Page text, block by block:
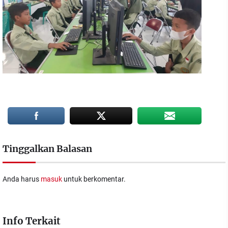
Tinggalkan Balasan
Anda harus masuk untuk berkomentar.
Info Terkait